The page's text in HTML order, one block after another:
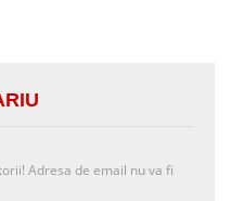
Adresa de email nu va fi